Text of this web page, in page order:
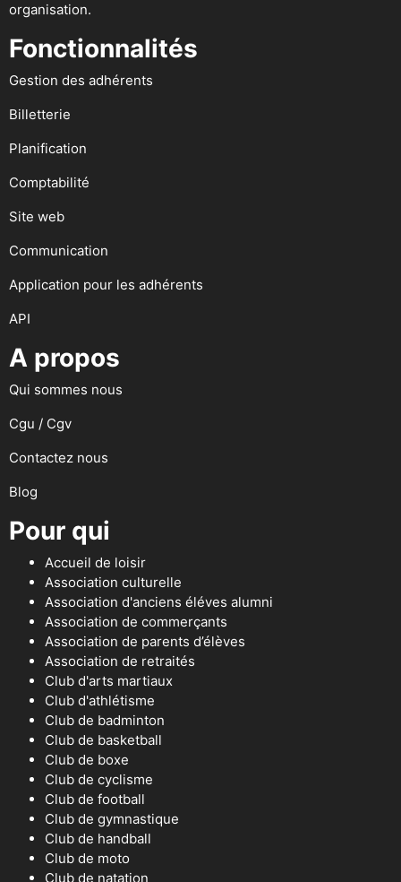
organisation.
Fonctionnalités
Gestion des adhérents
Billetterie
Planification
Comptabilité
Site web
Communication
Application pour les adhérents
API
A propos
Qui sommes nous
Cgu / Cgv
Contactez nous
Blog
Pour qui
Accueil de loisir
Association culturelle
Association d'anciens éléves alumni
Association de commerçants
Association de parents d’élèves
Association de retraités
Club d'arts martiaux
Club d'athlétisme
Club de badminton
Club de basketball
Club de boxe
Club de cyclisme
Club de football
Club de gymnastique
Club de handball
Club de moto
Club de natation